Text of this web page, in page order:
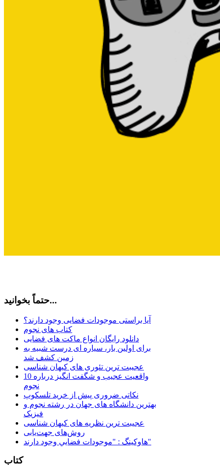
حتماً بخوانید...
آیا براستی موجودات فضایی وجود دارند؟
کتاب های نجوم
دانلود رایگان انواع ماکت های فضایی
برای اولین بار، سیاره ای درست شبیه به
زمین کشف شد
عجیبت ترین تئوری های کیهان شناسی
10 واقعیت عجیب و شگفت انگیز درباره
نجوم
نکاتی ضروری پیش از خرید تلسکوپ
بهترین دانشگاه های جهان در رشته نجوم و
فیزیک
عجیبت ترین نظریه های کیهان شناسی
روش‌های جهت‌یابی
هاوكينگ : "موجودات فضايي وجود دارند"
کتاب